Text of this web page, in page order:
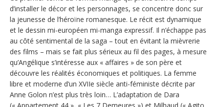
d’installer le décor et les personnages, se concentre donc sur
la jeunesse de l’héroïne romanesque. Le récit est dynamique
et le dessin mi-européen mi-manga expressif. Il n’échappe pas
au côté sentimental de la saga – tout en évitant la mièvrerie
des films – mais se fait plus sérieux au fil des pages, à mesure
qu’Angélique s’intéresse aux « affaires » de son père et
découvre les réalités économiques et politiques. La femme
libre et moderne d’un XVIIe siècle anti-féministe décrite par
Anne Golon n’est plus très loin… L’adaptation de Dara
(« Appartement 44 », « Les 7 Demeures ») et Milhaud (« Agito